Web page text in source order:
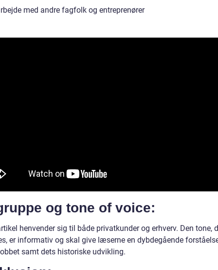
med andre fagfolk og entreprenører
og tone of voice:
henvender sig til både privatkunder og erhverv. Den tone,
er informativ og skal give læserne en dybdegående
samt dets historiske udvikling.